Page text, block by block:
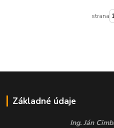
strana
Základné údaje
Ing. Ján